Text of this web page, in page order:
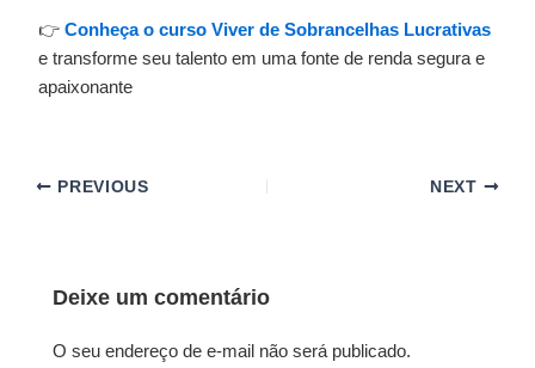
👉Conheça o curso Viver de Sobrancelhas Lucrativas
e transforme seu talento em uma fonte de renda segura e
apaixonante
PREVIOUS NEXT
Deixe um comentário
O seu endereço de e-mail não será publicado.